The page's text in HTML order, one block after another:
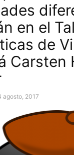
en el
de
Carsten
agosto, 2017